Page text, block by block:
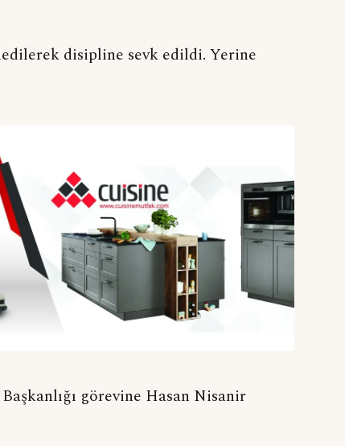
disipline sevk edildi. Yerine
görevine Hasan Nisanir